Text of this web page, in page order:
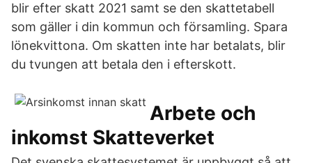
blir efter skatt 2021 samt se den skattetabell
som gäller i din kommun och församling. Spara
lönekvittona. Om skatten inte har betalats, blir
du tvungen att betala den i efterskott.
Arbete och
inkomst Skatteverket